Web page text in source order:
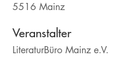
5516 Mainz
Veranstalter
LiteraturBüro Mainz e.V.